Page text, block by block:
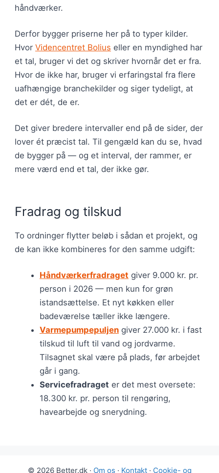
håndværker.
Derfor bygger priserne her på to typer kilder.
Hvor Videncentret Bolius eller en myndighed har
et tal, bruger vi det og skriver hvornår det er fra.
Hvor de ikke har, bruger vi erfaringstal fra flere
uafhængige branchekilder og siger tydeligt, at
det er dét, de er.
Det giver bredere intervaller end på de sider, der
lover ét præcist tal. Til gengæld kan du se, hvad
de bygger på — og et interval, der rammer, er
mere værd end et tal, der ikke gør.
Fradrag og tilskud
To ordninger flytter beløb i sådan et projekt, og
de kan ikke kombineres for den samme udgift:
Håndværkerfradraget giver 9.000 kr. pr.
person i 2026 — men kun for grøn
istandsættelse. Et nyt køkken eller
badeværelse tæller ikke længere.
Varmepumpepuljen giver 27.000 kr. i fast
tilskud til luft til vand og jordvarme.
Tilsagnet skal være på plads, før arbejdet
går i gang.
Servicefradraget er det mest oversete:
18.300 kr. pr. person til rengøring,
havearbejde og snerydning.
© 2026 Better.dk · Om os · Kontakt· Cookie- og